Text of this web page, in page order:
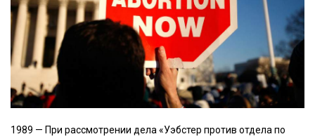
1989 — При рассмотрении дела «Уэбстер против отдела по